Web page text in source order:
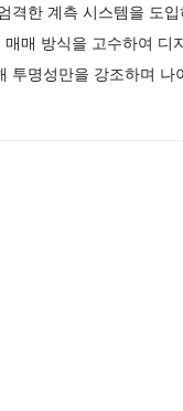
격한 계측 시스템을 도
매 방식을 고수하여
투명성만을 강조하며 나